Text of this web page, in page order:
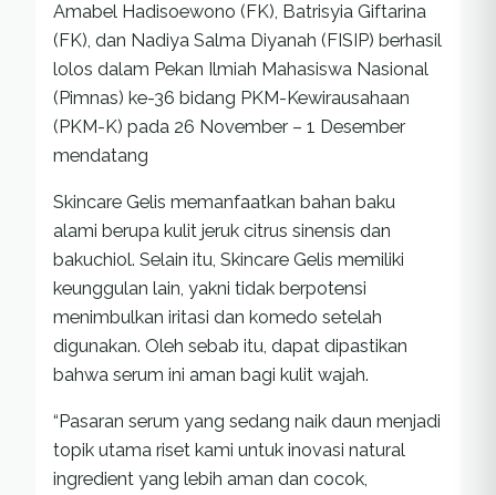
Amabel Hadisoewono (FK), Batrisyia Giftarina
(FK), dan Nadiya Salma Diyanah (FISIP) berhasil
lolos dalam Pekan Ilmiah Mahasiswa Nasional
(Pimnas) ke-36 bidang PKM-Kewirausahaan
(PKM-K) pada 26 November – 1 Desember
mendatang
Skincare Gelis memanfaatkan bahan baku
alami berupa kulit jeruk citrus sinensis dan
bakuchiol. Selain itu, Skincare Gelis memiliki
keunggulan lain, yakni tidak berpotensi
menimbulkan iritasi dan komedo setelah
digunakan. Oleh sebab itu, dapat dipastikan
bahwa serum ini aman bagi kulit wajah.
“Pasaran serum yang sedang naik daun menjadi
topik utama riset kami untuk inovasi natural
ingredient yang lebih aman dan cocok,